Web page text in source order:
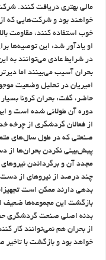
مالی بهتری دریافت کنند.
خواهند بود و شرکت‌هایی که
خوب استفاده کنند، مقاومت
او یادآور شد: این توصیه‌ها
در شرایط عادی می‌توانند به
بحران آسیب می‌بینند اما
امیریان در تحلیل وضعیت
حاضر، گفت: بحران کرونا
دوره آن طولانی شده است و
از فعالان گردشگری از چرخه
صنعتی که در طول سال‌های
پیش‌بینی نکردن بحران‌ها از
مجدد آن و برگرداندن
چند درصد از نیروهای از
بدهی دارند ممکن است
بازگشت این مجموعه‌ها ضعیف
بدنه اصلی صنعت گردشگری
از بحران هم نمی‌توانند کار
خواهد بود و بازگشت با